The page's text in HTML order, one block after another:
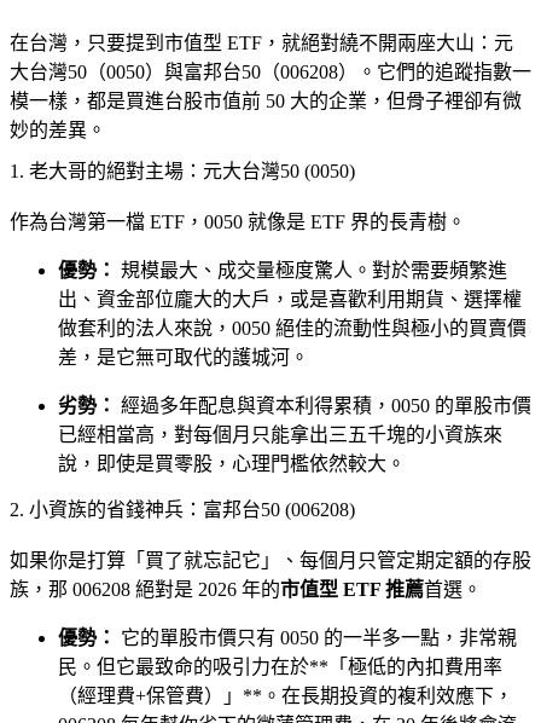
在台灣，只要提到市值型 ETF，就絕對繞不開兩座大山：元
大台灣50（0050）與富邦台50（006208）。它們的追蹤指數一
模一樣，都是買進台股市值前 50 大的企業，但骨子裡卻有微
妙的差異。
1. 老大哥的絕對主場：元大台灣50 (0050)
作為台灣第一檔 ETF，0050 就像是 ETF 界的長青樹。
優勢： 規模最大、成交量極度驚人。對於需要頻繁進
出、資金部位龐大的大戶，或是喜歡利用期貨、選擇權
做套利的法人來說，0050 絕佳的流動性與極小的買賣價
差，是它無可取代的護城河。
劣勢： 經過多年配息與資本利得累積，0050 的單股市價
已經相當高，對每個月只能拿出三五千塊的小資族來
說，即使是買零股，心理門檻依然較大。
2. 小資族的省錢神兵：富邦台50 (006208)
如果你是打算「買了就忘記它」、每個月只管定期定額的存股
族，那 006208 絕對是 2026 年的市值型 ETF 推薦首選。
優勢：
它的單股市價只有 0050 的一半多一點，非常親
民。但它最致命的吸引力在於**「極低的內扣費用率
（經理費+保管費）」**。在長期投資的複利效應下，